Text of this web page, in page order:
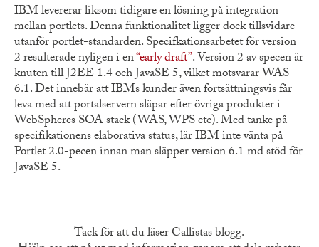
IBM levererar liksom tidigare en lösning på integration
mellan portlets. Denna funktionalitet ligger dock tillsvidare
utanför portlet-standarden. Specifkationsarbetet för version
2 resulterade nyligen i en“early draft”. Version 2 av specen är
knuten till J2EE 1.4 och JavaSE 5, vilket motsvarar WAS
6.1. Det innebär att IBMs kunder även fortsättningsvis får
leva med att portalservern släpar efter övriga produkter i
WebSpheres SOA stack (WAS, WPS etc). Med tanke på
specifikationens elaborativa status, lär IBM inte vänta på
Portlet 2.0-pecen innan man släpper version 6.1 md stöd för
JavaSE 5.
Tack för att du läser Callistas blogg.